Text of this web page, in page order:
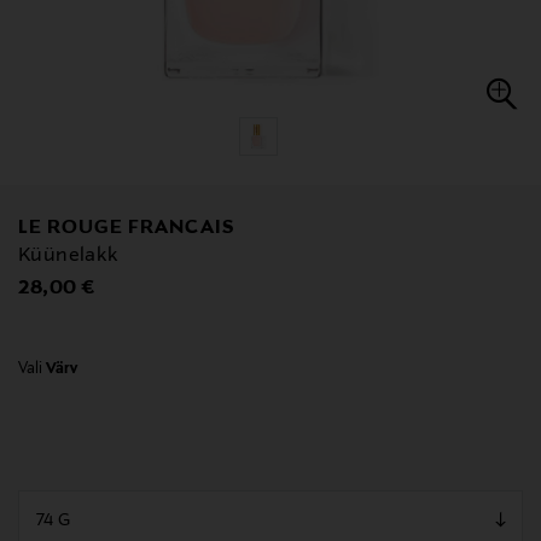
LE ROUGE FRANCAIS
Küünelakk
Original Price
28,00 €
Vali Värv